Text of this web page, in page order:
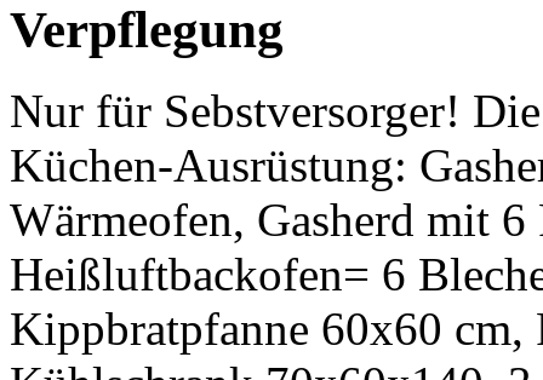
Verpflegung
Nur für Sebstversorger!
Küchen-Ausrüstung:
Wärmeofen, Gasherd mit
Heißluftbackofen= 6
Kippbratpfanne 60x60